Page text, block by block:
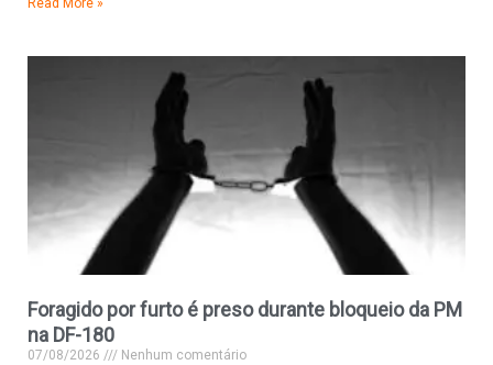
Read More »
Foragido por furto é preso durante bloqueio da PM
na DF-180
07/08/2026 Nenhum comentário